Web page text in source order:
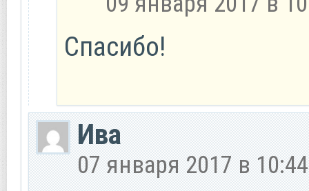
Спасибо!
Ива
07 января 2017 в 10:44